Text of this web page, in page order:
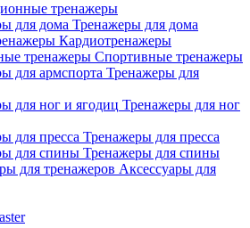
тренажеры
Тренажеры для дома
Кардиотренажеры
Спортивные тренажеры
Тренажеры для
Тренажеры для ног
Тренажеры для пресса
Тренажеры для спины
Аксессуары для